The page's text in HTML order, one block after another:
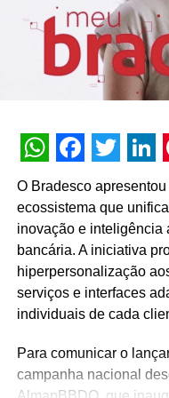
“gourmet” e refeições
A tendência do
público que prefere
prático do que o
lançaram suas versões
“O conceito de mini
metrópoles, o público
agradável. Nosso
‘honest market’, isto é,
durante a compra”, diz
comercial da marca,
segurança e higiene na
Além disso, outro
condomínio de forma
WhatsApp
O Bradesco apresentou
ecossistema que
inovação e inteligência
bancária. A iniciativa
hiperpersonalização
serviços e interfaces
individuais de cada
Para comunicar o
campanha nacional